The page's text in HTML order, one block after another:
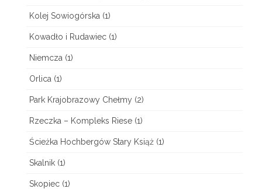
Kolej Sowiogórska (1)
Kowadło i Rudawiec (1)
Niemcza (1)
Orlica (1)
Park Krajobrazowy Chełmy (2)
Rzeczka – Kompleks Riese (1)
Ścieżka Hochbergów Stary Książ (1)
Skalnik (1)
Skopiec (1)